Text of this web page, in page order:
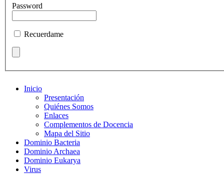
Password
Recuerdame
Inicio
Presentación
Quiénes Somos
Enlaces
Complementos de Docencia
Mapa del Sitio
Dominio Bacteria
Dominio Archaea
Dominio Eukarya
Virus